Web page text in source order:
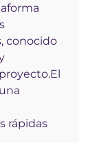
conocido
El
rápidas